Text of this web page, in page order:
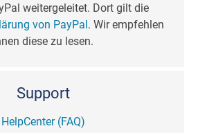
weitergeleitet. Dort gilt die
von PayPal. Wir empfehlen
diese zu lesen.
Support
HelpCenter (FAQ)